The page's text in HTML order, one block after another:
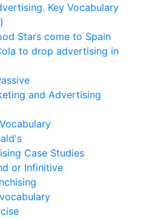
Key Vocabulary
Stars come to Spain
to drop advertising in
and Advertising
Case Studies
or Infinitive